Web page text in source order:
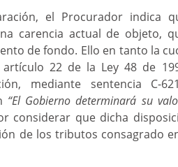
el Procurador indica
carencia actual de objeto,
de fondo. Ello en tanto la
22 de la Ley 48 de
mediante sentencia C-
“El Gobierno determinará su
considerar que dicha
de los tributos consagrado